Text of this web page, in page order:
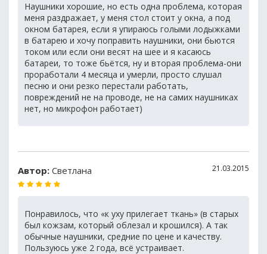
Наушники хорошие, но есть одна проблема, которая
меня раздражает, у меня стол стоит у окна, а под
окном батарея, если я упираюсь голыми лодыжками
в батарею и хочу поправить наушники, они бьются
током или если они весят на шее и я касаюсь
батареи, то тоже бьётся, ну и вторая проблема-они
проработали 4 месяца и умерли, просто слушал
песню и они резко перестали работать,
повреждений не на проводе, не на самих наушниках
нет, но микрофон работает)
Автор: Светлана 21.03.2015
Понравилось, что «к уху прилегает ткань» (в старых
был кожзам, который облезал и крошился). А так
обычные наушники, средние по цене и качеству.
Пользуюсь уже 2 года, всё устраивает.